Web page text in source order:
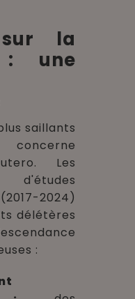
la
: une
saillants
Les
d'études
2024)
délétères
: